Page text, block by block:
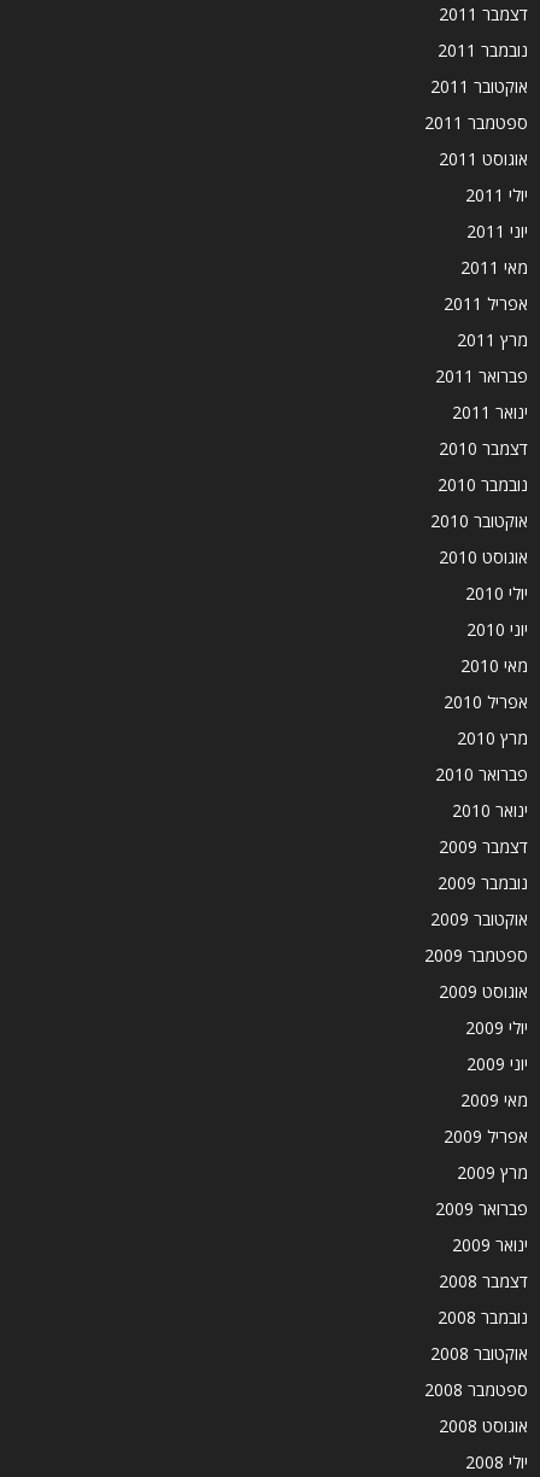
דצמבר 2011
נובמבר 2011
אוקטובר 2011
ספטמבר 2011
אוגוסט 2011
יולי 2011
יוני 2011
מאי 2011
אפריל 2011
מרץ 2011
פברואר 2011
ינואר 2011
דצמבר 2010
נובמבר 2010
אוקטובר 2010
אוגוסט 2010
יולי 2010
יוני 2010
מאי 2010
אפריל 2010
מרץ 2010
פברואר 2010
ינואר 2010
דצמבר 2009
נובמבר 2009
אוקטובר 2009
ספטמבר 2009
אוגוסט 2009
יולי 2009
יוני 2009
מאי 2009
אפריל 2009
מרץ 2009
פברואר 2009
ינואר 2009
דצמבר 2008
נובמבר 2008
אוקטובר 2008
ספטמבר 2008
אוגוסט 2008
יולי 2008